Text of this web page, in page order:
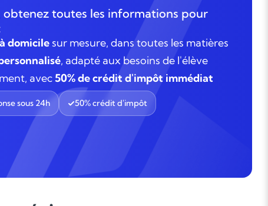
obtenez toutes les informations pour
domicile sur mesure, dans toutes les matières
, adapté aux besoins de l'élève
avec50% de crédit d'impôt immédiat
sous 24h 50% crédit d'impôt